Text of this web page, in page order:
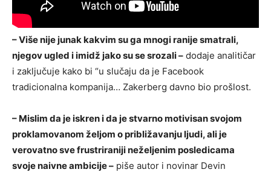
– Više nije junak kakvim su ga mnogi ranije smatrali,
njegov ugled i imidž jako su se srozali – dodaje analitičar
i zaključuje kako bi “u slučaju da je Facebook
tradicionalna kompanija… Zakerberg davno bio prošlost.
– Mislim da je iskren i da je stvarno motivisan svojom
proklamovanom željom o približavanju ljudi, ali je
verovatno sve frustriraniji neželjenim posledicama
svoje naivne ambicije – piše autor i novinar Devin